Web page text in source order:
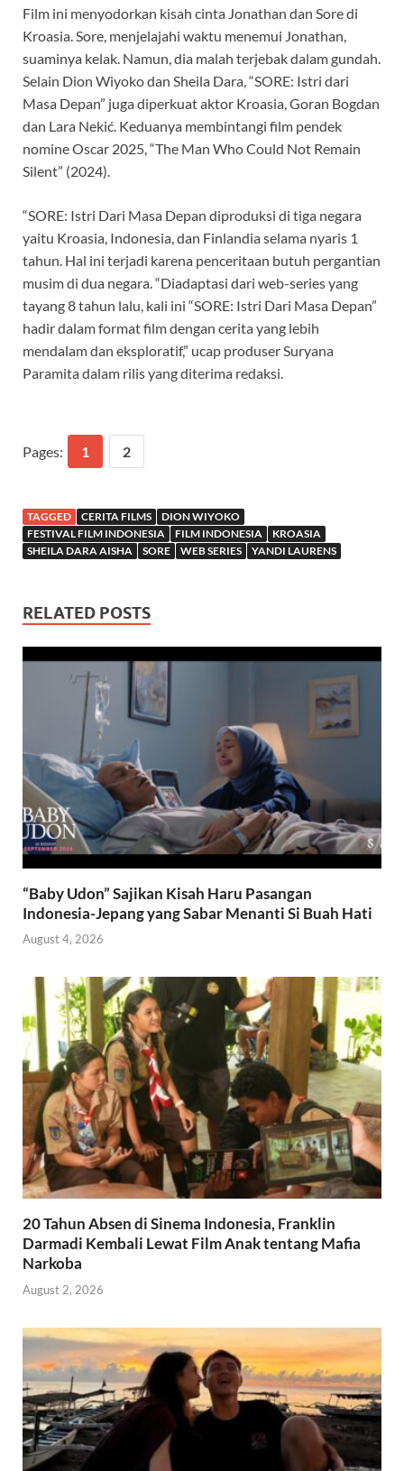
Film ini menyodorkan kisah cinta Jonathan dan Sore di
Kroasia. Sore, menjelajahi waktu menemui Jonathan,
suaminya kelak. Namun, dia malah terjebak dalam gundah.
Selain Dion Wiyoko dan Sheila Dara, “SORE: Istri dari
Masa Depan” juga diperkuat aktor Kroasia, Goran Bogdan
dan Lara Nekić. Keduanya membintangi film pendek
nomine Oscar 2025, “The Man Who Could Not Remain
Silent” (2024).
“SORE: Istri Dari Masa Depan diproduksi di tiga negara
yaitu Kroasia, Indonesia, dan Finlandia selama nyaris 1
tahun. Hal ini terjadi karena penceritaan butuh pergantian
musim di dua negara. “Diadaptasi dari web-series yang
tayang 8 tahun lalu, kali ini “SORE: Istri Dari Masa Depan”
hadir dalam format film dengan cerita yang lebih
mendalam dan eksploratif,” ucap produser Suryana
Paramita dalam rilis yang diterima redaksi.
Pages: 1 2
TAGGED CERITA FILMS
DION WIYOKO
FESTIVAL FILM INDONESIA
FILM INDONESIA
KROASIA
SHEILA DARA AISHA
SORE WEB SERIES YANDI LAURENS
RELATED POSTS
“Baby Udon” Sajikan Kisah Haru Pasangan
Indonesia-Jepang yang Sabar Menanti Si Buah Hati
August 4, 2026
20 Tahun Absen di Sinema Indonesia, Franklin
Darmadi Kembali Lewat Film Anak tentang Mafia
Narkoba
August 2, 2026